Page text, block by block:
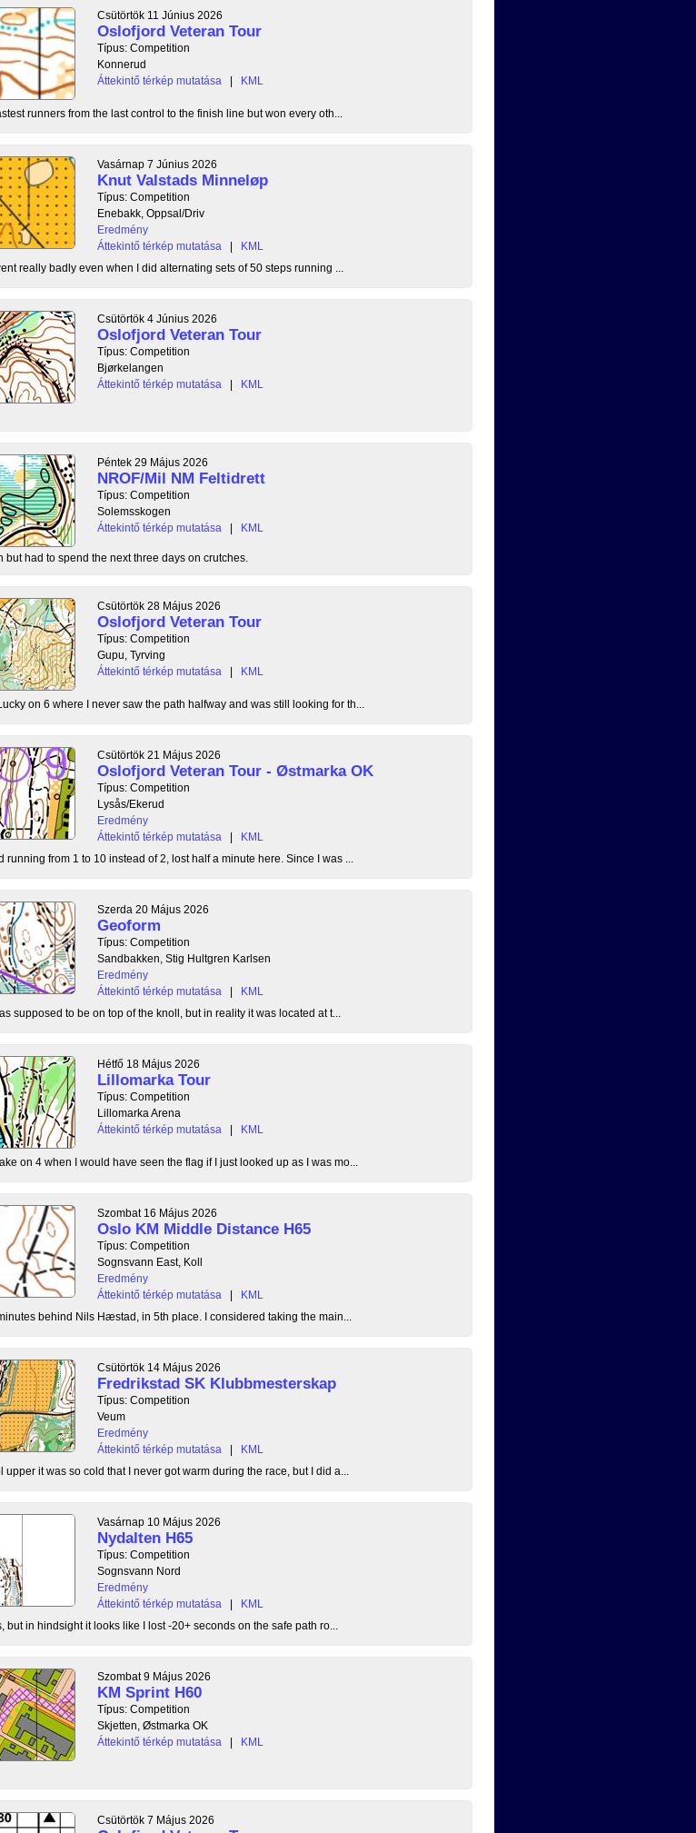
Csütörtök 11 Június 2026
Oslofjord Veteran Tour
Típus: Competition
Konnerud
Áttekintő térkép mutatása
| KML
runners from the last control to the finish line but won every oth...
Vasárnap 7 Június 2026
Knut Valstads Minneløp
Típus: Competition
Enebakk, Oppsal/Driv
Eredmény
Áttekintő térkép mutatása
|
KML
really badly even when I did alternating sets of 50 steps running ...
Csütörtök 4 Június 2026
Oslofjord Veteran Tour
Típus: Competition
Bjørkelangen
Áttekintő térkép mutatása
| KML
Péntek 29 Május 2026
NROF/Mil NM Feltidrett
Típus: Competition
Solemsskogen
Áttekintő térkép mutatása
| KML
had to spend the next three days on crutches.
Csütörtök 28 Május 2026
Oslofjord Veteran Tour
Típus: Competition
Gupu, Tyrving
Áttekintő térkép mutatása
| KML
on 6 where I never saw the path halfway and was still looking for th...
Csütörtök 21 Május 2026
Oslofjord Veteran Tour - Østmarka OK
Típus: Competition
Lysås/Ekerud
Eredmény
Áttekintő térkép mutatása
|
KML
from 1 to 10 instead of 2, lost half a minute here. Since I was ...
Szerda 20 Május 2026
Geoform
Típus: Competition
Sandbakken, Stig Hultgren Karlsen
Eredmény
Áttekintő térkép mutatása
|
KML
supposed to be on top of the knoll, but in reality it was located at t...
Hétfő 18 Május 2026
Lillomarka Tour
Típus: Competition
Lillomarka Arena
Áttekintő térkép mutatása
| KML
on 4 when I would have seen the flag if I just looked up as I was mo...
Szombat 16 Május 2026
Oslo KM Middle Distance H65
Típus: Competition
Sognsvann East, Koll
Eredmény
Áttekintő térkép mutatása
|
KML
behind Nils Hæstad, in 5th place. I considered taking the main...
Csütörtök 14 Május 2026
Fredrikstad SK Klubbmesterskap
Típus: Competition
Veum
Eredmény
Áttekintő térkép mutatása
|
KML
it was so cold that I never got warm during the race, but I did a...
Vasárnap 10 Május 2026
Nydalten H65
Típus: Competition
Sognsvann Nord
Eredmény
Áttekintő térkép mutatása
|
KML
in hindsight it looks like I lost -20+ seconds on the safe path ro...
Szombat 9 Május 2026
KM Sprint H60
Típus: Competition
Skjetten, Østmarka OK
Áttekintő térkép mutatása
| KML
Csütörtök 7 Május 2026